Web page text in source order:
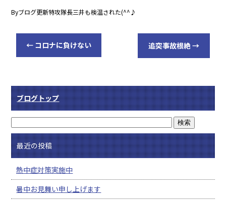
Byブログ更新特攻隊長三井も検温された(^^♪
← コロナに負けない 追突事故根絶→
ブログトップ
最近の投稿
熱中症対策実施中
暑中お見舞い申し上げます